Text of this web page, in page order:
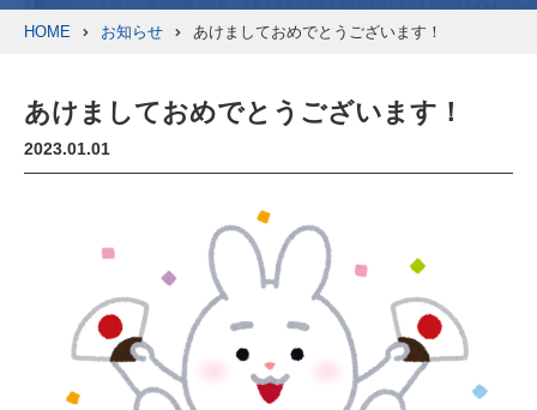
HOME お知らせ あけましておめでとうございます！
あけましておめでとうございます！
2023.01.01